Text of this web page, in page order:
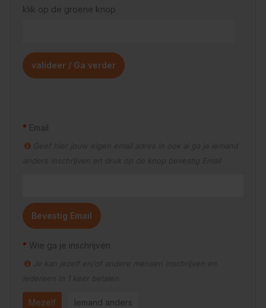
klik op de groene knop
Email
Bevestig Email
Wie ga je inschrijven
Mezelf Iemand anders